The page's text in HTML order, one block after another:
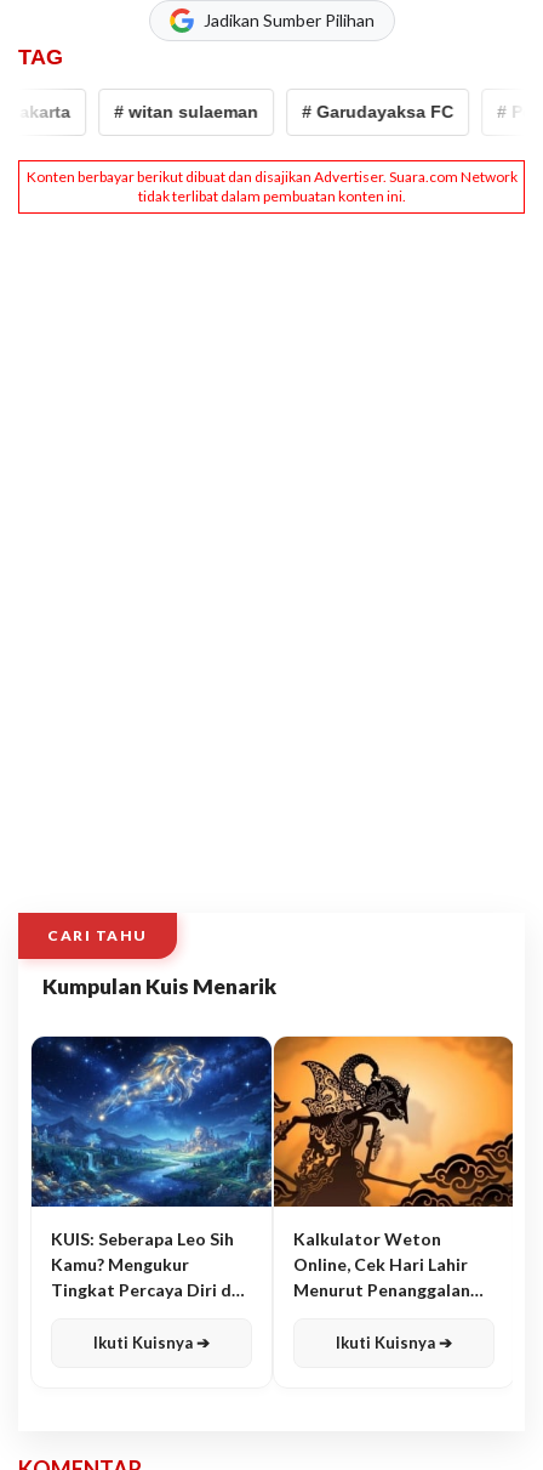
Jadikan Sumber Pilihan
TAG
# witan sulaeman # Garudayaksa FC #
CARI TAHU
Kumpulan Kuis Menarik
KUIS: Seberapa Leo Sih
Kamu? Mengukur
Tingkat Percaya Diri dan
Ikuti Kuisnya ➔
Kalkulator Weton
Online, Cek Hari Lahir
Menurut Penanggalan
Ikuti Kuisnya ➔